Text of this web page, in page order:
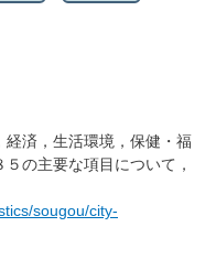
済，生活環境，保健・福
の主要な項目について，
sougou/city-